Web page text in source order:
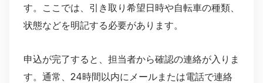
す。ここでは、引き取り希望日時や自転車の種類、
状態などを明記する必要があります。
申込が完了すると、担当者から確認の連絡が入りま
す。通常、24時間以内にメールまたは電話で連絡